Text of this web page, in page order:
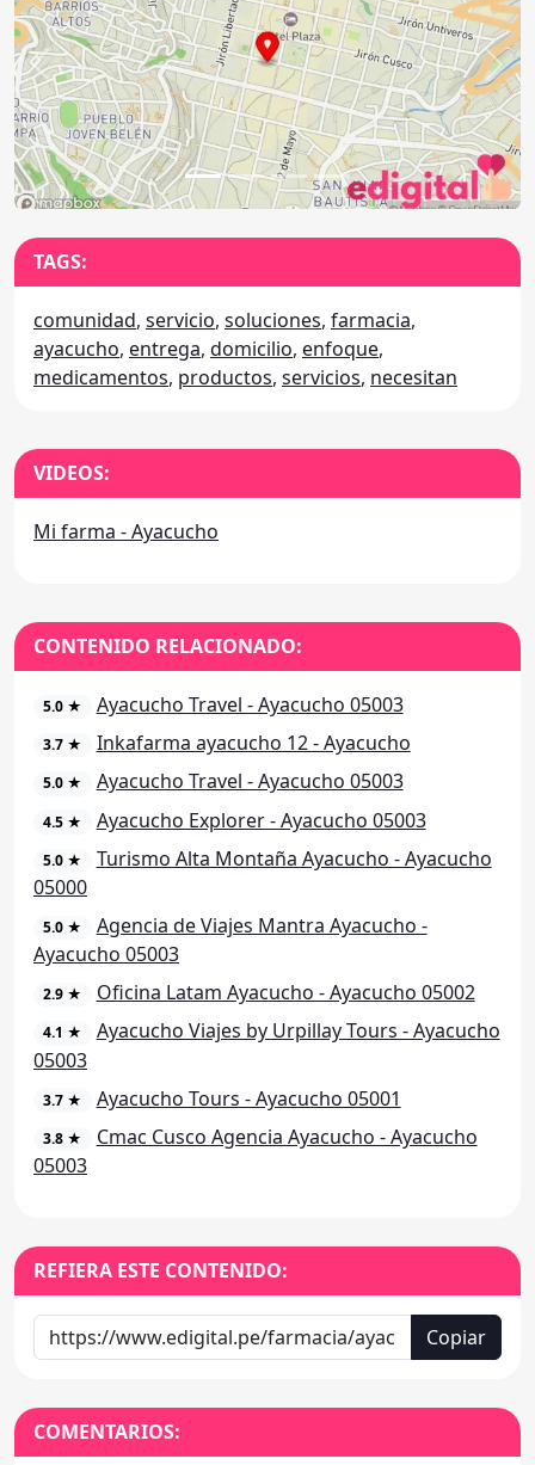
Anterior
TAGS:
comunidad, servicio, soluciones, farmacia,
ayacucho, entrega, domicilio, enfoque,
medicamentos, productos, servicios, necesitan
VIDEOS:
Mi farma - Ayacucho
CONTENIDO RELACIONADO:
5.0 ★ Ayacucho Travel - Ayacucho 05003
3.7 ★ Inkafarma ayacucho 12 - Ayacucho
5.0 ★ Ayacucho Travel - Ayacucho 05003
4.5 ★ Ayacucho Explorer - Ayacucho 05003
5.0 ★
Turismo Alta Montaña Ayacucho - Ayacucho
05000
5.0 ★
Agencia de Viajes Mantra Ayacucho -
Ayacucho 05003
2.9 ★ Oficina Latam Ayacucho - Ayacucho 05002
4.1 ★
Ayacucho Viajes by Urpillay Tours - Ayacucho
05003
3.7 ★ Ayacucho Tours - Ayacucho 05001
3.8 ★
Cmac Cusco Agencia Ayacucho - Ayacucho
05003
REFIERA ESTE CONTENIDO:
Copiar
COMENTARIOS: